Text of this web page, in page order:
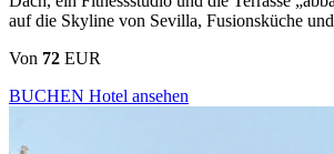
auf die Skyline von Sevilla, Fusionsküche
Von 72 EUR
BUCHEN Hotel ansehen